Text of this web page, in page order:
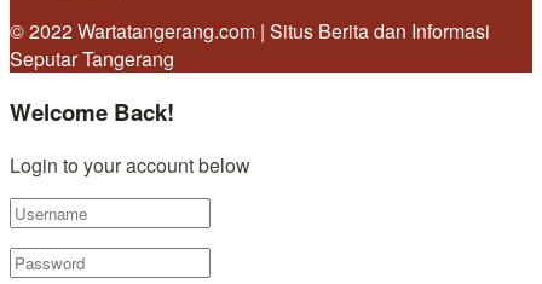
© 2022 Wartatangerang.com | Situs Berita dan Informasi
Seputar Tangerang
Welcome Back!
Login to your account below